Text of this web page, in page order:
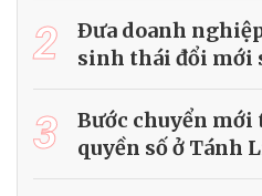
2
Ðưa doanh
sinh thái đổi mới
3
Bước chuyển
quyền số ở Tánh